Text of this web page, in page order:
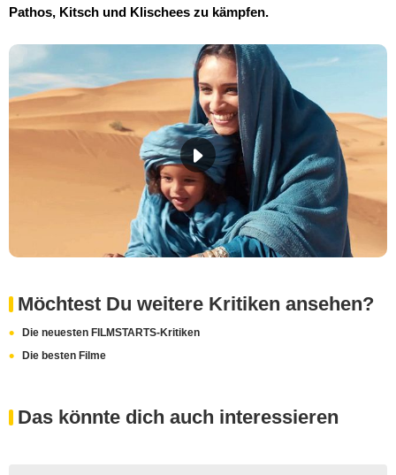
Pathos, Kitsch und Klischees zu kämpfen.
Möchtest Du weitere Kritiken ansehen?
Die neuesten FILMSTARTS-Kritiken
Die besten Filme
Das könnte dich auch interessieren